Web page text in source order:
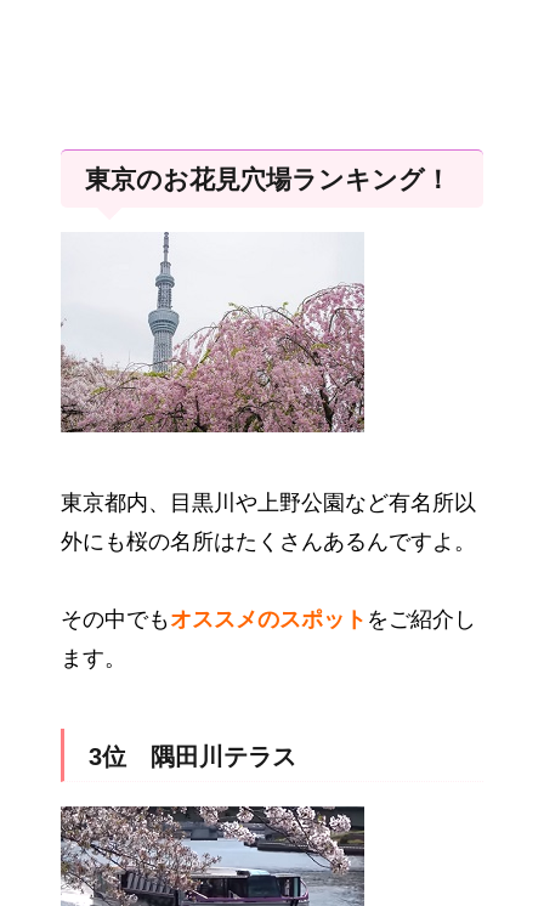
東京のお花見穴場ランキング！
東京都内、目黒川や上野公園など有名所以
外にも桜の名所はたくさんあるんですよ。
その中でもオススメのスポット をご紹介し
ます。
3位 隅田川テラス